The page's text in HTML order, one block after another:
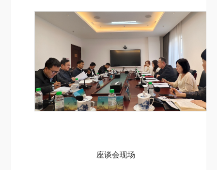
座谈会现场